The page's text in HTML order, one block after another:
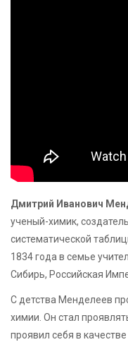
Дмитрий Иванович
ученый-химик,
систематической
1834 года в семье
Сибирь, Российская
С детства Менделеев
химии. Он стал
проявил себя в